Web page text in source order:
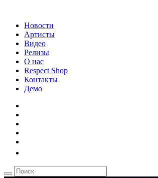
Новости
Артисты
Видео
Релизы
О нас
Respect Shop
Контакты
Демо